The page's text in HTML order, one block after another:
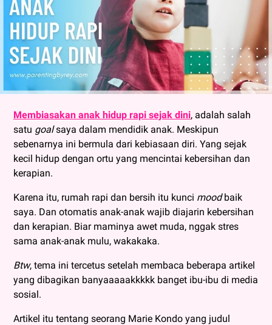
Membiasakan anak hidup rapi sejak dini, adalah salah
satu goalsaya dalam mendidik anak. Meskipun
sebenarnya ini bermula dari kebiasaan diri. Yang sejak
kecil hidup dengan ortu yang mencintai kebersihan dan
kerapian.
Karena itu, rumah rapi dan bersih itu kunci moodbaik
saya. Dan otomatis anak-anak wajib diajarin kebersihan
dan kerapian. Biar maminya awet muda, nggak stres
sama anak-anak mulu, wakakaka.
Btw, tema ini tercetus setelah membaca beberapa artikel
yang dibagikan banyaaaaakkkkk banget ibu-ibu di media
sosial.
Artikel itu tentang seorang Marie Kondo yang judul